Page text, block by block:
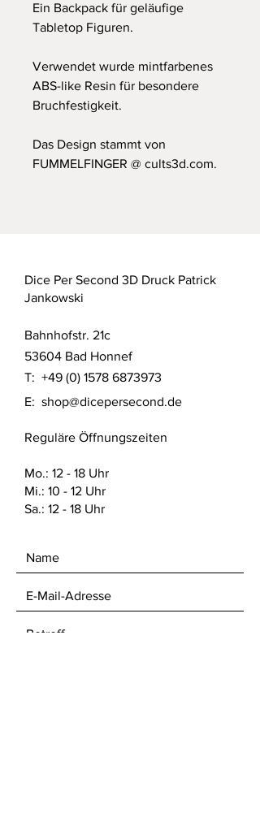
Ein Backpack für geläufige
Tabletop Figuren.
Verwendet wurde mintfarbenes
ABS-like Resin für besondere
Bruchfestigkeit.
Das Design stammt von
FUMMELFINGER @ cults3d.com.
Dice Per Second 3D Druck Patrick
Jankowski
Bahnhofstr. 21c
53604 Bad Honnef
T: +49 (0) 1578 6873973
E: shop@dicepersecond.de
Reguläre Öffnungszeiten
Mo.: 12 - 18 Uhr
Mi.: 10 - 12 Uhr
Sa.: 12 - 18 Uhr